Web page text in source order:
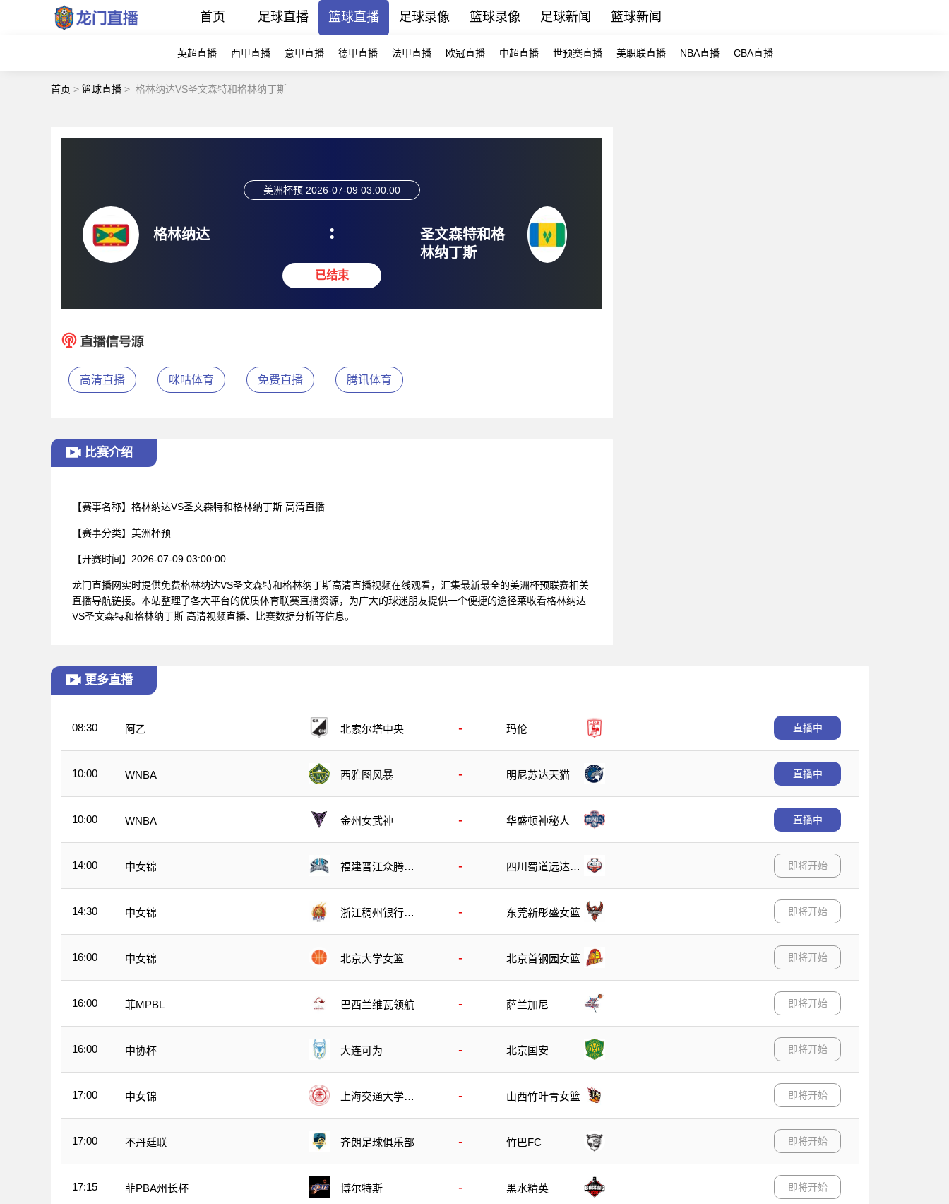
首页 足球直播 篮球直播 足球录像 篮球录像 足球新闻 篮球新闻
英超直播 西甲直播 意甲直播 德甲直播 法甲直播 欧冠直播 中超直播 世预赛直播 美职联直播 NBA直播 CBA直播
首页 > 篮球直播 > 格林纳达VS圣文森特和格林纳丁斯
格林纳达
美洲杯预 2026-07-09 03:00:00
:
已结束
圣文森特和格
林纳丁斯
高清直播 咪咕体育 免费直播 腾讯体育
比赛介绍
【赛事名称】 格林纳达VS圣文森特和格林纳丁斯 高清直播
【赛事分类】 美洲杯预
【开赛时间】 2026-07-09 03:00:00
龙门直播网实时提供免费格林纳达VS圣文森特和格林纳丁斯高清直播视频在线观看，汇集最新最全的美洲杯预联赛相关
直播导航链接。本站整理了各大平台的优质体育联赛直播资源，为广大的球迷朋友提供一个便捷的途径莱收看格林纳达
VS圣文森特和格林纳丁斯 高清视频直播、比赛数据分析等信息。
更多直播
08:30 阿乙 北索尔塔中央 - 玛伦 直播中
10:00 WNBA 西雅图风暴 - 明尼苏达天猫 直播中
10:00 WNBA 金州女武神 - 华盛顿神秘人 直播中
14:00 中女锦
福建晋江众腾女
-
四川蜀道远达女
即将开始
14:30 中女锦
浙江稠州银行女
- 东莞新彤盛女篮 即将开始
16:00 中女锦 北京大学女篮 - 北京首钢园女篮 即将开始
16:00 菲MPBL 巴西兰维瓦领航 - 萨兰加尼 即将开始
16:00 中协杯 大连可为 - 北京国安 即将开始
17:00 中女锦
上海交通大学女
- 山西竹叶青女篮 即将开始
17:00 不丹廷联 齐朗足球俱乐部 - 竹巴FC 即将开始
17:15 菲PBA州长杯 博尔特斯 - 黑水精英 即将开始